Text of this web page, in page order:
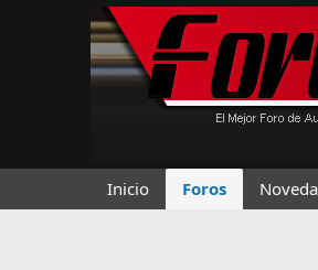
Inicio Foros